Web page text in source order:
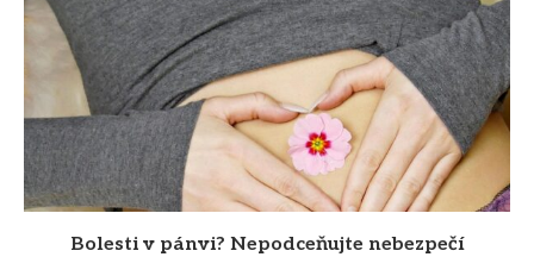
Bolesti v pánvi? Nepodceňujte nebezpečí